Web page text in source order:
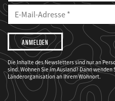
E-
Mailadresse
E-
Adresse
Ich
möchte,
dass
der
WWF
mich
über
seine
Projekte
informiert.
Die Inhalte des Newsletters sind nur an
sind. Wohnen Sie im Ausland? Dann
Länderorganisation an Ihrem Wohnort.